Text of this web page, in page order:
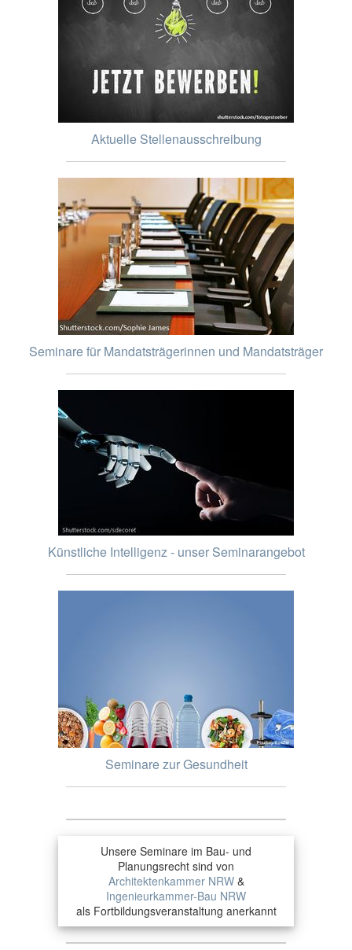
Aktuelle Stellenausschreibung
Seminare für Mandatsträgerinnen und Mandatsträger
Künstliche Intelligenz - unser Seminarangebot
Seminare zur Gesundheit
Unsere Seminare im Bau- und
Planungsrecht sind von
Architektenkammer NRW&
Ingenieurkammer-Bau NRW
als Fortbildungsveranstaltung anerkannt